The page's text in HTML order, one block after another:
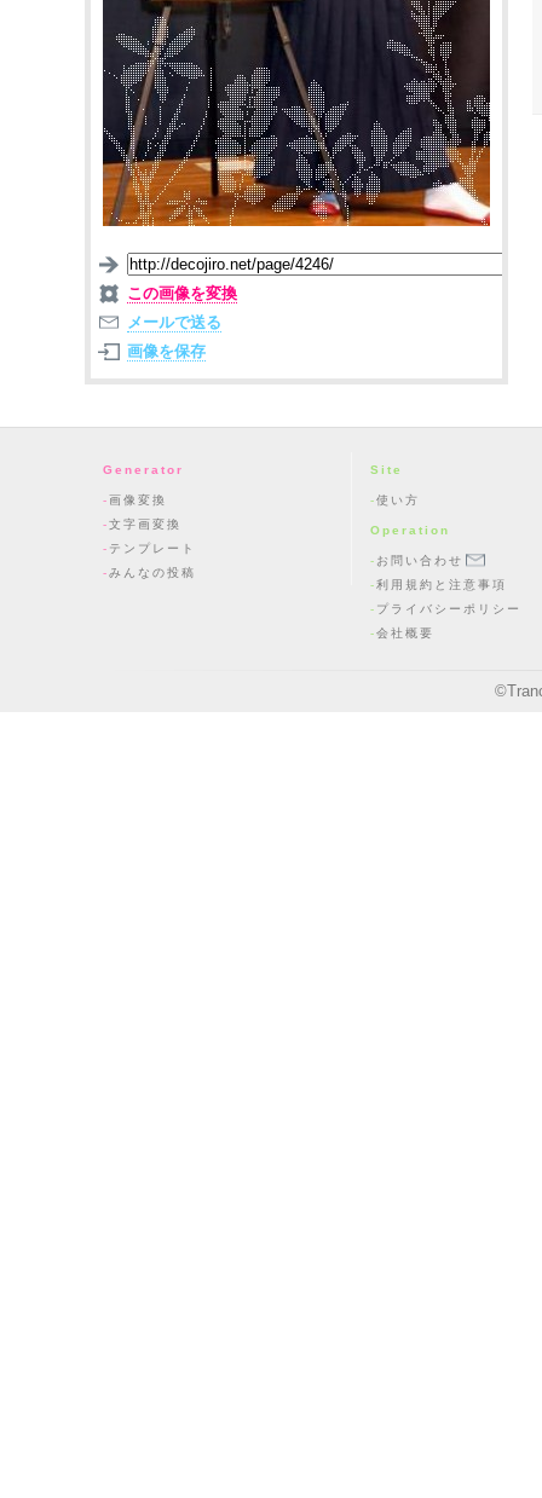
この画像を変換
メールで送る
画像を保存
Generator
画像変換
文字画変換
テンプレート
みんなの投稿
Site
使い方
Operation
お問い合わせ
利用規約と注意事項
プライバシーポリシー
会社概要
©